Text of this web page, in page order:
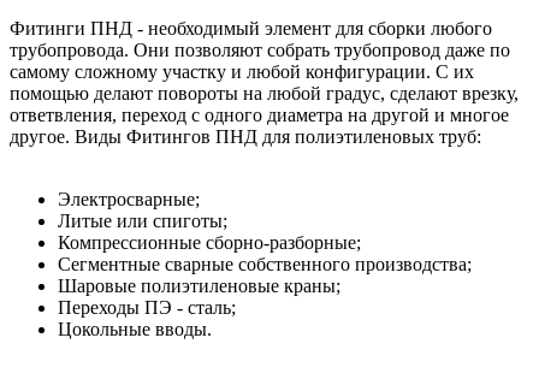
Фитинги ПНД - необходимый элемент для сборки любого
трубопровода. Они позволяют собрать трубопровод даже по
самому сложному участку и любой конфигурации. С их
помощью делают повороты на любой градус, сделают врезку,
ответвления, переход с одного диаметра на другой и многое
другое. Виды Фитингов ПНД для полиэтиленовых труб:
Электросварные;
Литые или спиготы;
Компрессионные сборно-разборные;
Сегментные сварные собственного производства;
Шаровые полиэтиленовые краны;
Переходы ПЭ - сталь;
Цокольные вводы.